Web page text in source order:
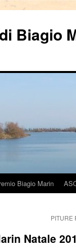
Biagio
Biagio Marin
PITURE
Natale